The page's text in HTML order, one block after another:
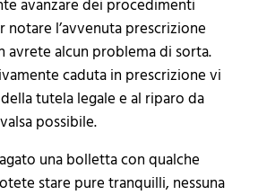
avanzare dei procedimenti
notare l’avvenuta prescrizione
avrete alcun problema di sorta.
caduta in prescrizione vi
tutela legale e al riparo da
possibile.
una bolletta con qualche
stare pure tranquilli, nessuna